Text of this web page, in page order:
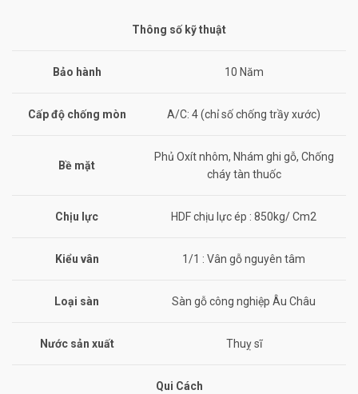
Thông số kỹ thuật
Bảo hành 10 Năm
Cấp độ chống mòn A/C: 4 (chỉ số chống trầy xước)
Bề mặt
Phủ Oxít nhôm, Nhám ghi gỗ, Chống
cháy tàn thuốc
Chịu lực HDF chịu lực ép : 850kg/ Cm2
Kiểu vân 1/1 : Vân gỗ nguyên tâm
Loại sàn Sàn gỗ công nghiệp Âu Châu
Nước sản xuất Thuỵ sĩ
Qui Cách